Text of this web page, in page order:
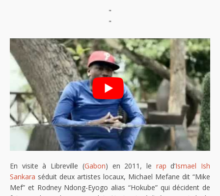
"
"
En visite à Libreville (Gabon) en 2011, le rap d’Ismael Ish
Sankara séduit deux artistes locaux, Michael Mefane dit “Mike
Mef” et Rodney Ndong-Eyogo alias “Hokube” qui décident de